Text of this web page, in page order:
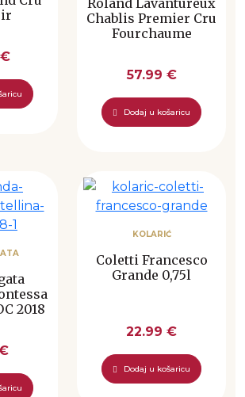
€
Chablis Premier Cru
Fourchaume
57.99 €
Dodaj u košaricu
2018
KOLARIĆ
Coletti Francesco
Grande 0,75l
22.99 €
Dodaj u košaricu